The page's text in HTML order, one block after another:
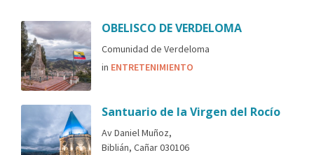
OBELISCO DE VERDELOMA
Comunidad de Verdeloma
in ENTRETENIMIENTO
Santuario de la Virgen del Rocío
Av Daniel Muñoz,
Biblián, Cañar 030106